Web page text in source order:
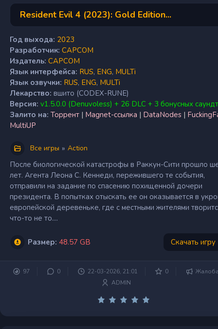
Resident Evil 4 (2023): Gold Edition...
Год выхода: 2023
Разработчик: CAPCOM
Издатель: CAPCOM
Язык интерфейса: RUS, ENG, MULTi
Язык озвучки: RUS, ENG, MULTi
Лекарство: вшито (CODEX-RUNE)
Версия: v1.5.0.0 (Denuvoless) + 26 DLC + 3 бонусных
Залито на: Торрент | Magnet-ссылка | DataNodes |
MultiUP
Все игры » Action
После биологической катастрофы в Раккун-Сити прошло
лет. Агента Леона С. Кеннеди, пережившего те события,
отправили на задание по спасению похищенной дочери
президента. В попытках отыскать ее он оказывается в
европейской деревеньке, где с местными жителями
что-то не то....
Размер: 48.57 GB Скачать игру
97 0 22-03-2026, 21:01 0
ADMIN